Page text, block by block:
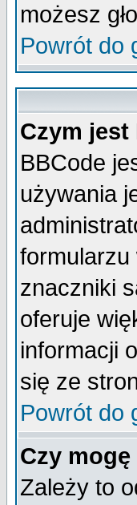
możesz
Powrót do
Czym jest
BBCode
używania
formularzu
znaczniki
oferuje
informacji
się ze
Powrót do
Czy
Zależy to